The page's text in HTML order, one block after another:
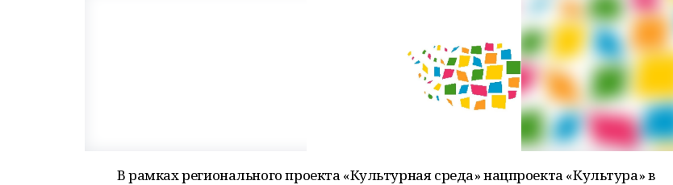
В рамках регионального проекта «Культурная среда» нацпроекта «Культура» в